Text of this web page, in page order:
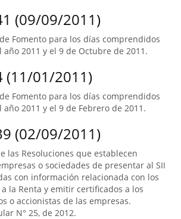
(09/09/2011)
Fomento para los días comprendidos
2011 y el 9 de Octubre de 2011.
(11/01/2011)
Fomento para los días comprendidos
2011 y el 9 de Febrero de 2011.
(02/09/2011)
las Resoluciones que establecen
o sociedades de presentar al SII
con información relacionada con los
la Renta y emitir certificados a los
o accionistas de las empresas.
N° 25, de 2012.